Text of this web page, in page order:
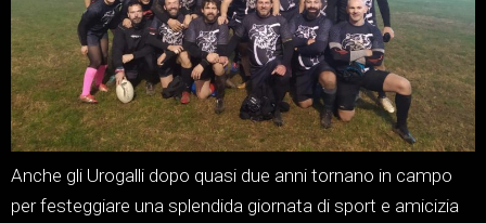
Anche gli Urogalli dopo quasi due anni tornano in campo
per festeggiare una splendida giornata di sport e amicizia